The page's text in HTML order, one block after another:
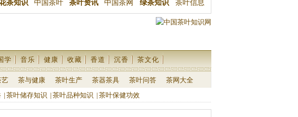
茶知识 中国茶叶 茶叶资讯 中国茶网 绿茶知识 茶叶信息
学 音乐 健康 收藏 香道 沉香 茶文化
艺 茶与健康 茶叶生产 茶器茶具 茶叶问答 茶网大全
茶叶储存知识 茶叶品种知识 茶叶保健功效